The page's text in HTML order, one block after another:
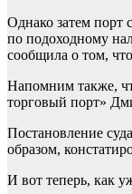
Однако затем порт
по подоходному
сообщила о том,
Напомним также,
торговый порт»
Постановление
образом,
И вот теперь, как